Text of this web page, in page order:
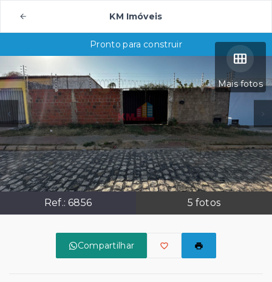
KM Imóveis
Mais fotos
Ref.: 6856 5 fotos
Pronto para construir
Compartilhar